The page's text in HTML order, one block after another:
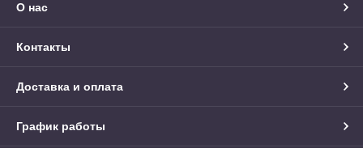
О нас
Контакты
Доставка и оплата
График работы